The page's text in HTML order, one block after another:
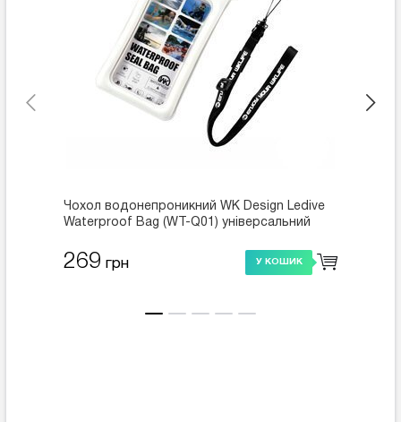
Чохол водонепроникний WK Design Ledive
Waterproof Bag (WT-Q01) універсальний
269 грн У КОШИК